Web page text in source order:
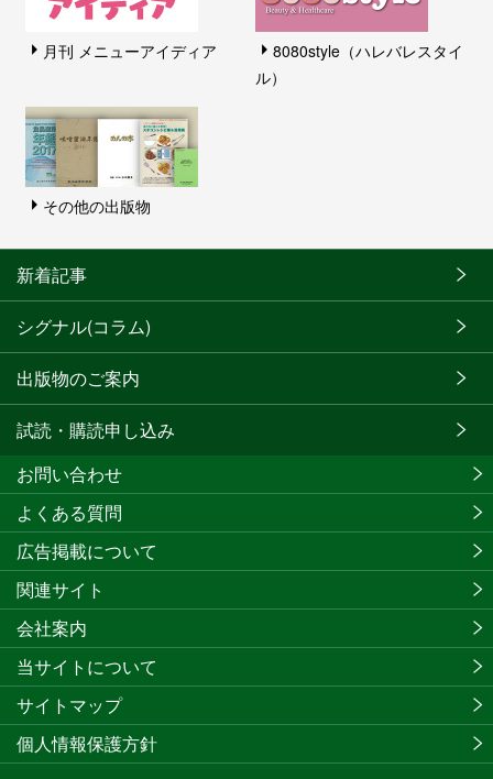
月刊 メニューアイディア
8080style（ハレバレスタイ
ル）
その他の出版物
新着記事
シグナル(コラム)
出版物のご案内
試読・購読申し込み
お問い合わせ
よくある質問
広告掲載について
関連サイト
会社案内
当サイトについて
サイトマップ
個人情報保護方針